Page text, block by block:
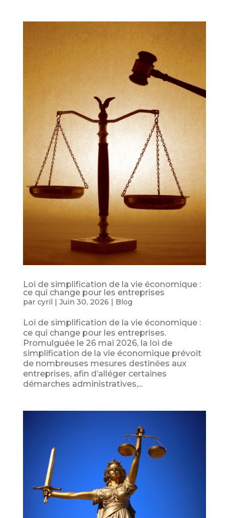
Loi de simplification de la vie économique :
ce qui change pour les entreprises
par cyril Juin 30, 2026 Blog
Loi de simplification de la vie économique :
ce qui change pour les entreprises.
Promulguée le 26 mai 2026, la loi de
simplification de la vie économique prévoit
de nombreuses mesures destinées aux
entreprises, afin d’alléger certaines
démarches administratives,...